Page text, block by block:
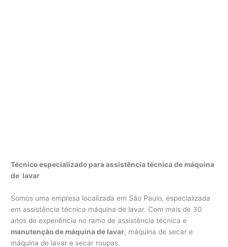
Técnico especializado para assistência técnica de máquina
de lavar
Somos uma empresa localizada em São Paulo, especializada
em assistência técnica máquina de lavar. Com mais de 30
anos de experiência no ramo de assistência técnica e
manutenção de máquina de lavar, máquina de secar e
máquina de lavar e secar roupas.